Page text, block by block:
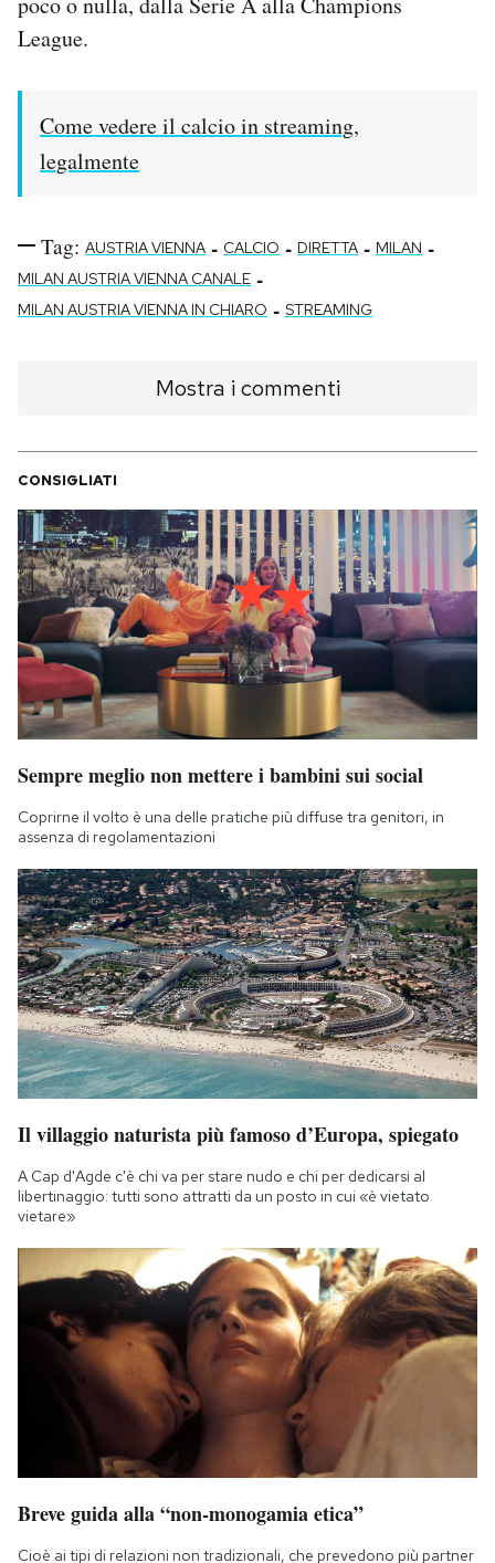
League.
Come vedere il calcio in streaming,
legalmente
Tag: AUSTRIA VIENNA - CALCIO - DIRETTA - MILAN -
MILAN AUSTRIA VIENNA CANALE -
MILAN AUSTRIA VIENNA IN CHIARO - STREAMING
Mostra i commenti
CONSIGLIATI
Sempre meglio non mettere i bambini sui social
Coprirne il volto è una delle pratiche più diffuse tra genitori, in
assenza di regolamentazioni
Il villaggio naturista più famoso d’Europa, spiegato
A Cap d'Agde c'è chi va per stare nudo e chi per dedicarsi al
libertinaggio: tutti sono attratti da un posto in cui «è vietato
vietare»
Breve guida alla “non-monogamia etica”
Cioè ai tipi di relazioni non tradizionali, che prevedono più partner